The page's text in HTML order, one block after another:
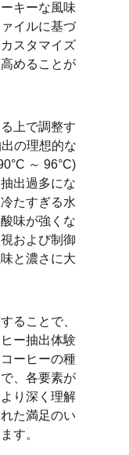
キーな風味
イルに基づ
スタマイズ
めることが
上で調整す
の理想的な
～ 96°C)
出過多にな
たすぎる水
味が強くな
および制御
と濃さに大
ることで、
ー抽出体験
ーヒーの種
、各要素が
り深く理解
た満足のい
す。